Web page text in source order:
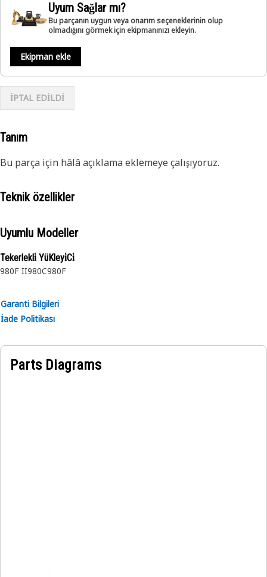
Uyum Sağlar mı?
Bu parçanın uygun veya onarım seçeneklerinin olup
olmadığını görmek için ekipmanınızı ekleyin.
Ekipman ekle
İPTAL EDİLDİ
Tanım
Bu parça için hâlâ açıklama eklemeye çalışıyoruz.
Teknik özellikler
Uyumlu Modeller
Tekerlekli̇ YüKleyi̇Ci̇
980F II980C980F
Garanti Bilgileri
İade Politikası
Parts Diagrams